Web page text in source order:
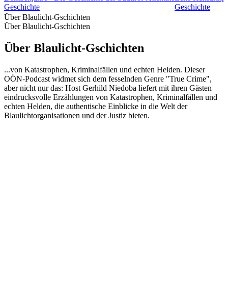
Geschichte
Geschichte
Über Blaulicht-Gschichten
Über Blaulicht-Gschichten
Über Blaulicht-Gschichten
...von Katastrophen, Kriminalfällen und echten Helden. Dieser
OÖN-Podcast widmet sich dem fesselnden Genre "True Crime",
aber nicht nur das: Host Gerhild Niedoba liefert mit ihren Gästen
eindrucksvolle Erzählungen von Katastrophen, Kriminalfällen und
echten Helden, die authentische Einblicke in die Welt der
Blaulichtorganisationen und der Justiz bieten.